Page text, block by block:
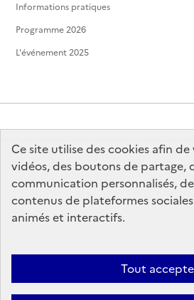
Ce site utilise des cookies afin
vidéos, des boutons de partage,
communication personnalisés,
contenus de plateformes
animés et interactifs.
Tout
Informations pratiques
Programme 2026
L'événement 2025
MINISTÈRE
DE LA CULTURE